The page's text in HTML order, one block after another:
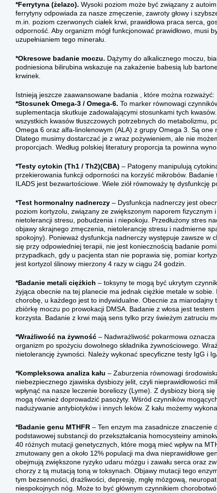
*Ferrytyna (żelazo). Wysoki poziom może być związany z
ferrytyny odpowiada za nasze zmęczenie, zawroty głowy i
m.in. poziom czerwonych ciałek krwi, prawidłowa praca serca,
odporność. Aby organizm mógł funkcjonować prawidłowo, musi
uzupełnianiem tego minerału.
*Okresowe badanie moczu. Dążymy do alkalicznego moczu,
podniesiona bilirubina wskazuje na zakażenie babesią lub
krwinek.
Istnieją jeszcze zaawansowane badania , które można rozważyć:
*Stosunek Omega-3 / Omega-6. To marker równowagi
suplementacja skutkuje zadowalającymi stosunkami tych
wszystkich kwasów tłuszczowych potrzebnych do metabolizmu,
Omega 6 oraz alfa-linolenowym (ALA) z grupy Omega 3. Są one
Dlatego musimy dostarczać je z wraz pożywieniem, ale nie
proporcjach. Według polskiej literatury proporcja ta powinna
*Testy cytokin (Th1 / Th2)(CBA) – Patogeny manipulują
przekierowania funkcji odporności na korzyść mikrobów.
ILADS jest bezwartościowe. Wiele ziół równoważy tę dysfunkcję
*Test hormonalny nadnerczy – Dysfunkcja nadnerczy jest
poziom kortyzolu, związany ze zwiększonym naporem
nietolerancji stresu, pobudzenia i niepokoju. Przedłużony stres
objawy skrajnego zmęczenia, nietolerancję stresu i nadmierne
spokojny). Ponieważ dysfunkcja nadnerczy występuje zawsze w
się przy odpowiedniej terapii, nie jest koniecznością badanie
przypadkach, gdy u pacjenta stan nie poprawia się, pomiar
jest kortyzol ślinowy mierzony 4 razy w ciągu 24 godzin.
*Badanie metali ciężkich – toksyny te mogą być ukrytym
żyjąca obecnie na tej planecie ma jednak ciężkie metale w sobie.
chorobę, u każdego jest to indywidualne. Obecnie za
zbiórkę moczu po prowokacji DMSA. Badanie z włosa jest
korzysta. Badanie z krwi mają sens tylko przy świeżym zatruciu
*Wrażliwość na żywność – Nadwrażliwość pokarmowa
organizm po spożyciu dowolnego składnika żywnościowego.
nietolerancję żywności. Należy wykonać specyficzne testy IgG i
*Kompleksowa analiza kału – Zaburzenia równowagi
niebezpiecznego zjawiska dysbiozy jelit, czyli nieprawidłowości
wpłynąć na nasze leczenie boreliozy (Lyme). Z dysbiozy biorą
mogą również doprowadzić pasożyty. Wśród czynników
nadużywanie antybiotyków i innych leków. Z kału możemy
*Badanie genu MTHFR – Ten enzym ma zasadnicze znaczenie
podstawowej substancji do przekształcania homocysteiny
40 różnych mutacji genetycznych, które mogą mieć wpływ na
zmutowany gen a około 12% populacji ma dwa nieprawidłowe
obejmują zwiększone ryzyko udaru mózgu i zawału serca oraz
chorzy z tą mutacją toną w toksynach. Objawy mutacji tego
tym bezsenności, drażliwości, depresję, mgłę mózgową,
niespokojnych nóg. Może to być głównym czynnikiem